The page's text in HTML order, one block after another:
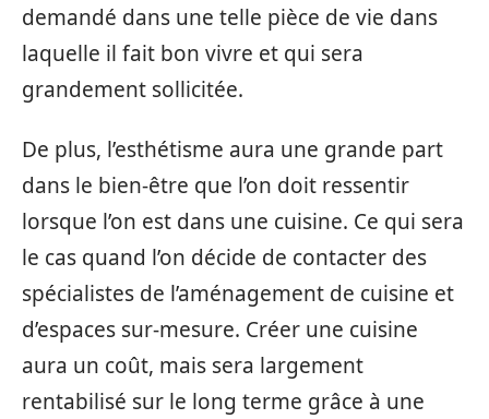
demandé dans une telle pièce de vie dans
laquelle il fait bon vivre et qui sera
grandement sollicitée.
De plus, l’esthétisme aura une grande part
dans le bien-être que l’on doit ressentir
lorsque l’on est dans une cuisine. Ce qui sera
le cas quand l’on décide de contacter des
spécialistes de l’aménagement de cuisine et
d’espaces sur-mesure. Créer une cuisine
aura un coût, mais sera largement
rentabilisé sur le long terme grâce à une